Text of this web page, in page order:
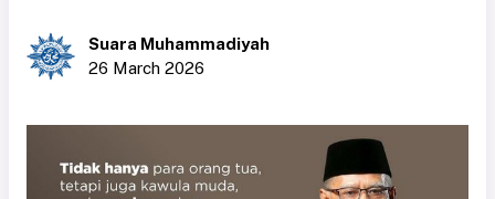
Suara Muhammadiyah
26 March 2026